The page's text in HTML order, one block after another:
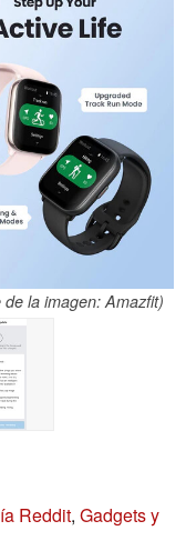
de la imagen: Amazfit)
Reddit, Gadgets y